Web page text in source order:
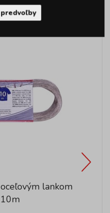
lankom